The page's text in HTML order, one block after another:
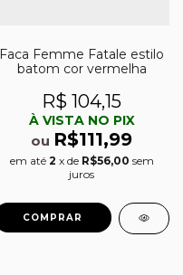
Faca Femme Fatale estilo
batom cor vermelha
R$ 104,15
À VISTA NO PIX
ou R$111,99
em até 2 x de R$56,00 sem
juros